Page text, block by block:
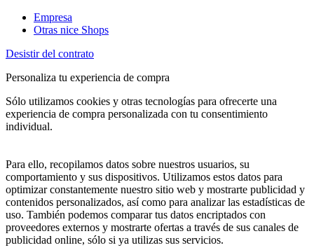
Empresa
Otras nice Shops
Desistir del contrato
Personaliza tu experiencia de compra
Sólo utilizamos cookies y otras tecnologías para ofrecerte una
experiencia de compra personalizada con tu consentimiento
individual.
Para ello, recopilamos datos sobre nuestros usuarios, su
comportamiento y sus dispositivos. Utilizamos estos datos para
optimizar constantemente nuestro sitio web y mostrarte publicidad y
contenidos personalizados, así como para analizar las estadísticas de
uso. También podemos comparar tus datos encriptados con
proveedores externos y mostrarte ofertas a través de sus canales de
publicidad online, sólo si ya utilizas sus servicios.